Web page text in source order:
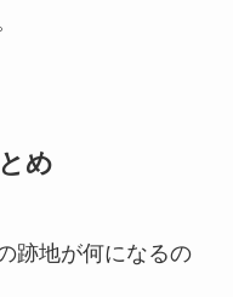
め
跡地が何になるの